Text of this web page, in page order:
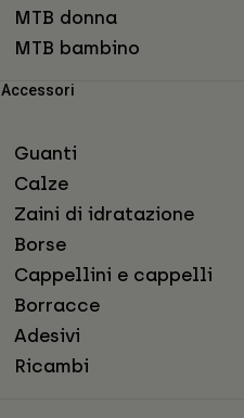
MTB donna
MTB bambino
Accessori
Guanti
Calze
Zaini di idratazione
Borse
Cappellini e cappelli
Borracce
Adesivi
Ricambi